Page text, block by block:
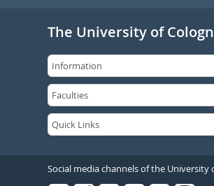
The University of
Social media channels of the University